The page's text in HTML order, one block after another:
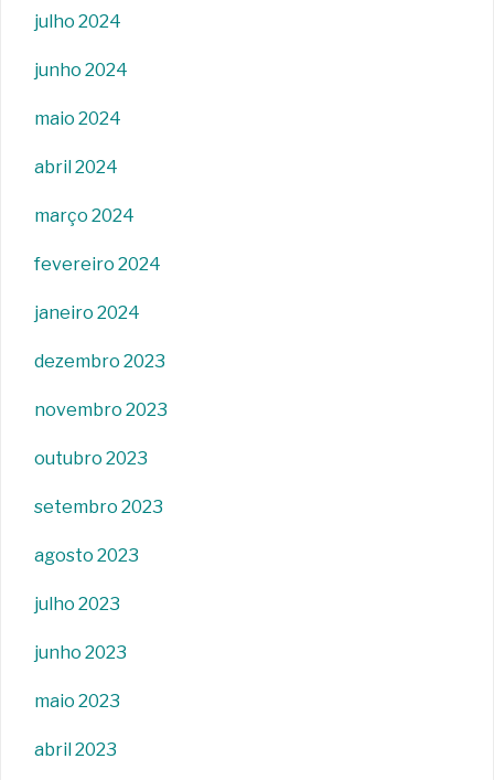
julho 2024
junho 2024
maio 2024
abril 2024
março 2024
fevereiro 2024
janeiro 2024
dezembro 2023
novembro 2023
outubro 2023
setembro 2023
agosto 2023
julho 2023
junho 2023
maio 2023
abril 2023